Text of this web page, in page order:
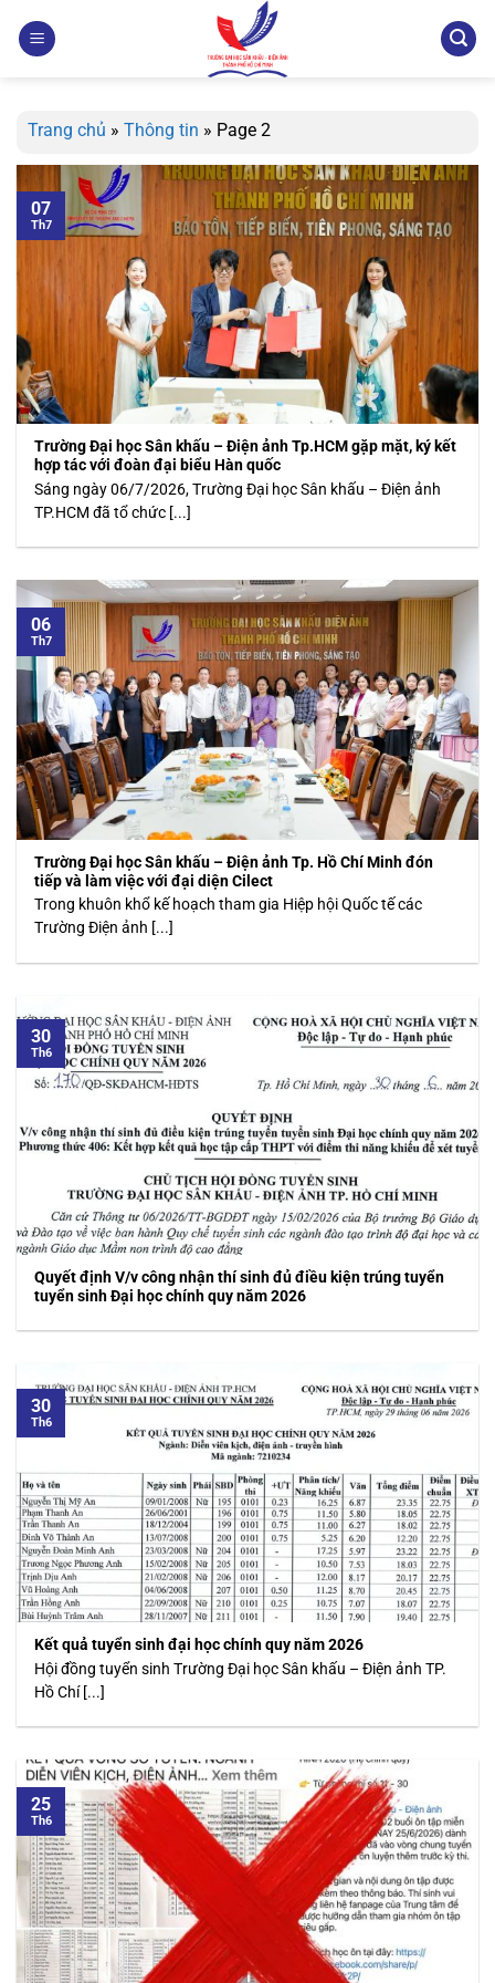
qua
Trang chủ » Thông tin » Page 2
Trường Đại học Sân khấu – Điện ảnh Tp.HCM gặp mặt, ký kết
hợp tác với đoàn đại biểu Hàn quốc
Sáng ngày 06/7/2026, Trường Đại học Sân khấu – Điện ảnh
TP.HCM đã tổ chức [...]
07
Th7
Trường Đại học Sân khấu – Điện ảnh Tp. Hồ Chí Minh đón
tiếp và làm việc với đại diện Cilect
Trong khuôn khổ kế hoạch tham gia Hiệp hội Quốc tế các
Trường Điện ảnh [...]
06
Th7
Quyết định V/v công nhận thí sinh đủ điều kiện trúng tuyển
tuyển sinh Đại học chính quy năm 2026
30
Th6
Kết quả tuyển sinh đại học chính quy năm 2026
Hội đồng tuyển sinh Trường Đại học Sân khấu – Điện ảnh TP.
Hồ Chí [...]
30
Th6
25
Th6